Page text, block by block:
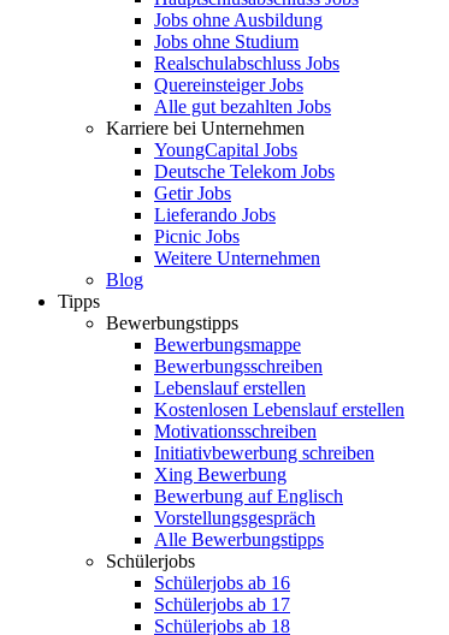
Jobs ohne Ausbildung
Jobs ohne Studium
Realschulabschluss Jobs
Quereinsteiger Jobs
Alle gut bezahlten Jobs
Karriere bei Unternehmen
YoungCapital Jobs
Deutsche Telekom Jobs
Getir Jobs
Lieferando Jobs
Picnic Jobs
Weitere Unternehmen
Blog
Tipps
Bewerbungstipps
Bewerbungsmappe
Bewerbungsschreiben
Lebenslauf erstellen
Kostenlosen Lebenslauf erstellen
Motivationsschreiben
Initiativbewerbung schreiben
Xing Bewerbung
Bewerbung auf Englisch
Vorstellungsgespräch
Alle Bewerbungstipps
Schülerjobs
Schülerjobs ab 16
Schülerjobs ab 17
Schülerjobs ab 18